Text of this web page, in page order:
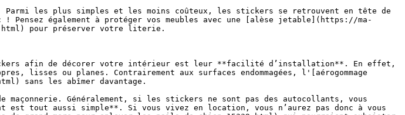
les plus simples et les moins coûteux, les stickers se retrouvent en tête de
également à protéger vos meubles avec une [alèse jetable](https://ma-
pour préserver votre literie.
afin de décorer votre intérieur est leur **facilité d’installation**. En effet,
lisses ou planes. Contrairement aux surfaces endommagées, l'[aérogommage
sans les abîmer davantage.
Généralement, si les stickers ne sont pas des autocollants, vous
est tout aussi simple**. Si vous vivez en location, vous n’aurez pas donc à vous